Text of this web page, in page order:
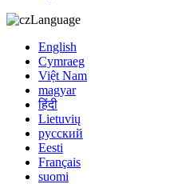
Language
English
Cymraeg
Việt Nam
magyar
हिंदी
Lietuvių
русский
Eesti
Français
suomi